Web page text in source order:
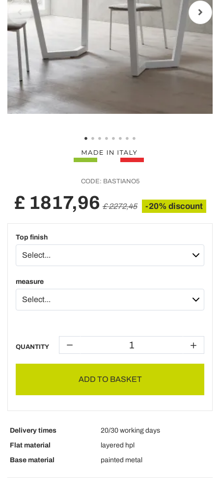
CODE: BASTIANO5
£ 1817,96 £ 2272,45 -20% discount
Top finish
measure
QUANTITY
ADD TO BASKET
Delivery times
20/30 working days
Flat material
layered hpl
Base material
painted metal